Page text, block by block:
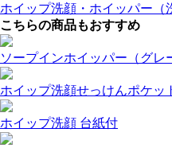
ホイップ洗顔・ホイッパー（
こちらの商品もおすすめ
ソープインホイッパー（グレ
ホイップ洗顔せっけんポケッ
ホイップ洗顔 台紙付